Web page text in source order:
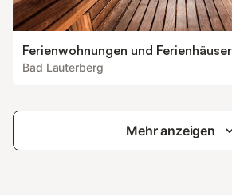
Ferienwohnungen und
Bad Lauterberg
Mehr anzeigen